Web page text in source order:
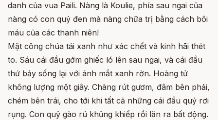
danh của vua Paili. Nàng là Koulie, phía sau ngai của
nàng có con quỷ đen mà nàng chữa trị bằng cách bôi
máu của các thanh niên!
Mặt công chúa tái xanh như xác chết và kinh hãi thét
to. Sáu cái đầu gớm ghiếc ló lên sau ngai, và cái đầu
thứ bảy sống lại với ánh mắt xanh rờn. Hoàng tử
không lượng một giây. Chàng rút gươm, đâm bên phải,
chém bên trái, cho tới khi tất cả những cái đầu quỷ rơi
rụng. Con quỷ gào rú khủng khiếp rồi lăn ra bất động.